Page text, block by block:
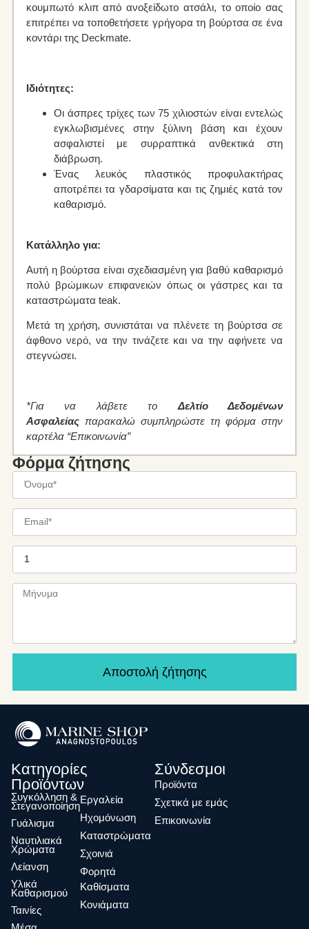
κουμπωτό κλιπ από ανοξείδωτο ατσάλι, το οποίο σας
επιτρέπει να τοποθετήσετε γρήγορα τη βούρτσα σε ένα
κοντάρι της Deckmate.
Ιδιότητες:
Οι άσπρες τρίχες των 75 χιλιοστών είναι εντελώς
εγκλωβισμένες στην ξύλινη βάση και έχουν
ασφαλιστεί με συρραπτικά ανθεκτικά στη
διάβρωση.
Ένας λευκός πλαστικός προφυλακτήρας
αποτρέπει τα γδαρσίματα και τις ζημιές κατά τον
καθαρισμό.
Κατάλληλο για:
Αυτή η βούρτσα είναι σχεδιασμένη για βαθύ καθαρισμό
πολύ βρώμικων επιφανειών όπως οι γάστρες και τα
καταστρώματα teak.
Μετά τη χρήση, συνιστάται να πλένετε τη βούρτσα σε
άφθονο νερό, να την τινάζετε και να την αφήνετε να
στεγνώσει.
*Για να λάβετε τοΔελτίο Δεδομένων
Ασφαλείαςπαρακαλώ συμπληρώστε τη φόρμα στην
καρτέλα “Επικοινωνία”
Φόρμα ζήτησης
Αποστολή ζήτησης
Κατηγορίες
Προϊόντων
Συγκόλληση &
Στεγανοποίηση
Γυάλισμα
Ναυτιλιακά
Χρώματα
Λείανση
Υλικά
Καθαρισμού
Ταινίες
Eργαλεία
Ηχομόνωση
Καταστρώματα
Σχοινιά
Φορητά
Καθίσματα
Κονιάματα
Σύνδεσμοι
Προϊόντα
Σχετικά με εμάς
Επικοινωνία